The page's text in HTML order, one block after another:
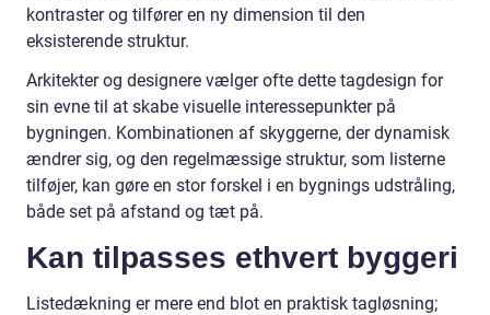
kontraster og tilfører en ny dimension til den
eksisterende struktur.
Arkitekter og designere vælger ofte dette tagdesign for
sin evne til at skabe visuelle interessepunkter på
bygningen. Kombinationen af skyggerne, der dynamisk
ændrer sig, og den regelmæssige struktur, som listerne
tilføjer, kan gøre en stor forskel i en bygnings udstråling,
både set på afstand og tæt på.
Kan tilpasses ethvert byggeri
Listedækning er mere end blot en praktisk tagløsning;